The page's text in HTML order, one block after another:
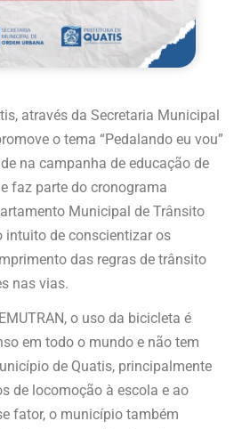
através da Secretaria Municipal
o tema “Pedalando eu vou”
na campanha de educação de
faz parte do cronograma
Municipal de Trânsito
intuito de conscientizar os
das regras de trânsito
nas vias.
o uso da bicicleta é
em todo o mundo e não tem
de Quatis, principalmente
de locomoção à escola e ao
fator, o município também